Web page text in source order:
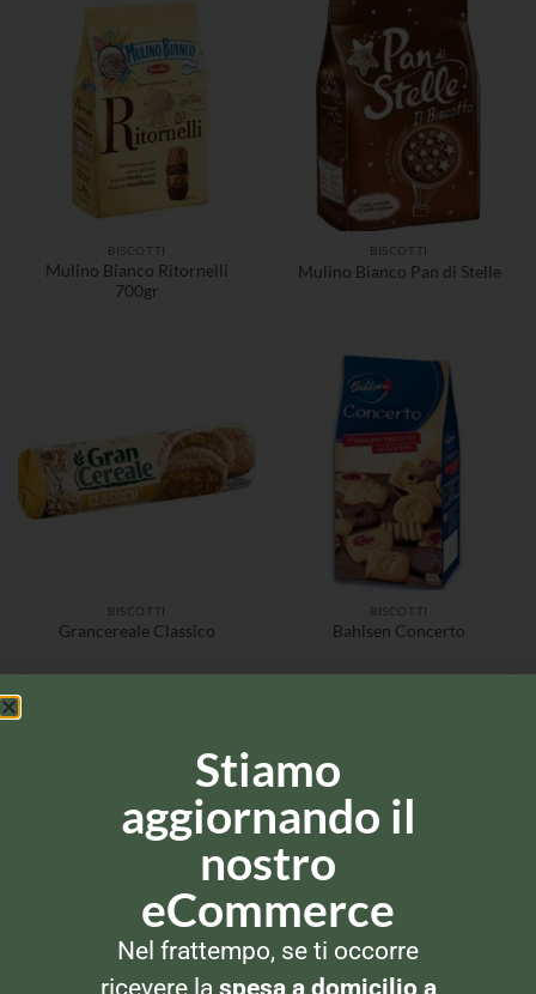
BISCOTTI
Mulino Bianco Ritornelli
700gr
BISCOTTI
Mulino Bianco Pan di Stelle
BISCOTTI
Grancereale Classico
BISCOTTI
Bahlsen Concerto
BISCOTTI BISCOTTI
Stiamo
aggiornando il
nostro
eCommerce
Nel frattempo, se ti occorre